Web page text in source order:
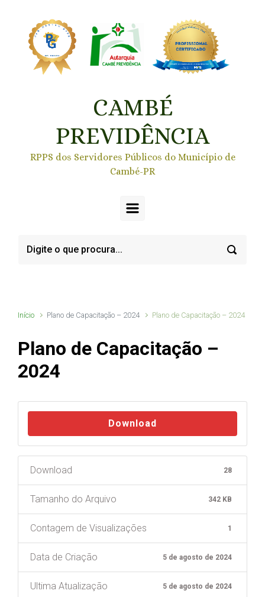
CAMBÉ
PREVIDÊNCIA
RPPS dos Servidores Públicos do Município de
Cambé-PR
Início Plano de Capacitação – 2024 Plano de Capacitação – 2024
Plano de Capacitação –
2024
Download
Download 28
Tamanho do Arquivo 342 KB
Contagem de Visualizações 1
Data de Criação 5 de agosto de 2024
Ultima Atualização 5 de agosto de 2024